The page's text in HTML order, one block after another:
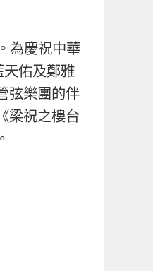
為慶祝中華
佑及鄭雅
弦樂團的伴
梁祝之樓台